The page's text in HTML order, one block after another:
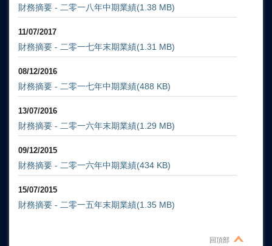
財務摘要 - 二零一八年中期業績(1.38 MB)
11/07/2017
財務摘要 - 二零一七年末期業績(1.31 MB)
08/12/2016
財務摘要 - 二零一七年中期業績(488 KB)
13/07/2016
財務摘要 - 二零一六年末期業績(1.29 MB)
09/12/2015
財務摘要 - 二零一六年中期業績(434 KB)
15/07/2015
財務摘要 - 二零一五年末期業績(1.35 MB)
回頂部